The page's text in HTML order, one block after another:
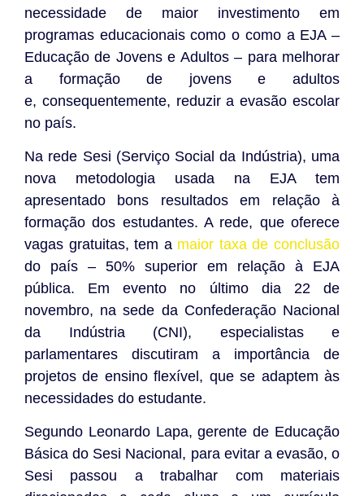
necessidade de maior investimento em
programas educacionais como o como a EJA –
Educação de Jovens e Adultos – para melhorar
a formação de jovens e adultos
e, consequentemente, reduzir a evasão escolar
no país.
Na rede Sesi (Serviço Social da Indústria), uma
nova metodologia usada na EJA tem
apresentado bons resultados em relação à
formação dos estudantes. A rede, que oferece
vagas gratuitas, tem a maior taxa de conclusão
do país – 50% superior em relação à EJA
pública. Em evento no último dia 22 de
novembro, na sede da Confederação Nacional
da Indústria (CNI), especialistas e
parlamentares discutiram a importância de
projetos de ensino flexível, que se adaptem às
necessidades do estudante.
Segundo Leonardo Lapa, gerente de Educação
Básica do Sesi Nacional, para evitar a evasão, o
Sesi passou a trabalhar com materiais